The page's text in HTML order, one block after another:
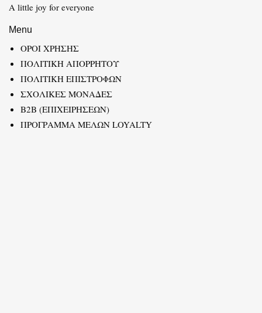
A little joy for everyone
Menu
ΟΡΟΙ ΧΡΗΣΗΣ
ΠΟΛΙΤΙΚΗ ΑΠΟΡΡΗΤΟΥ
ΠΟΛΙΤΙΚΗ ΕΠΙΣΤΡΟΦΩΝ
ΣΧΟΛΙΚΕΣ ΜΟΝΑΔΕΣ
B2B (ΕΠΙΧΕΙΡΗΣΕΩΝ)
ΠΡΟΓΡΑΜΜΑ ΜΕΛΩΝ LOYALTY